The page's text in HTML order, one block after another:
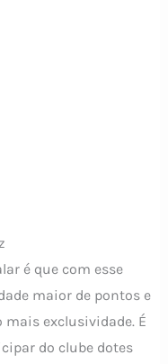
é que com esse
maior de pontos e
exclusividade. É
do clube dotes